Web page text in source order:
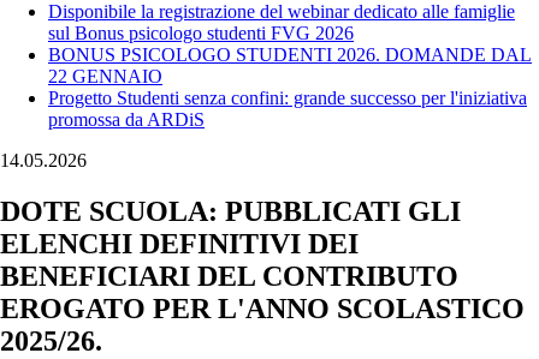
Disponibile la registrazione del webinar dedicato alle famiglie
sul Bonus psicologo studenti FVG 2026
BONUS PSICOLOGO STUDENTI 2026. DOMANDE DAL
22 GENNAIO
Progetto Studenti senza confini: grande successo per l'iniziativa
promossa da ARDiS
14.05.2026
DOTE SCUOLA: PUBBLICATI GLI
ELENCHI DEFINITIVI DEI
BENEFICIARI DEL CONTRIBUTO
EROGATO PER L'ANNO SCOLASTICO
2025/26.